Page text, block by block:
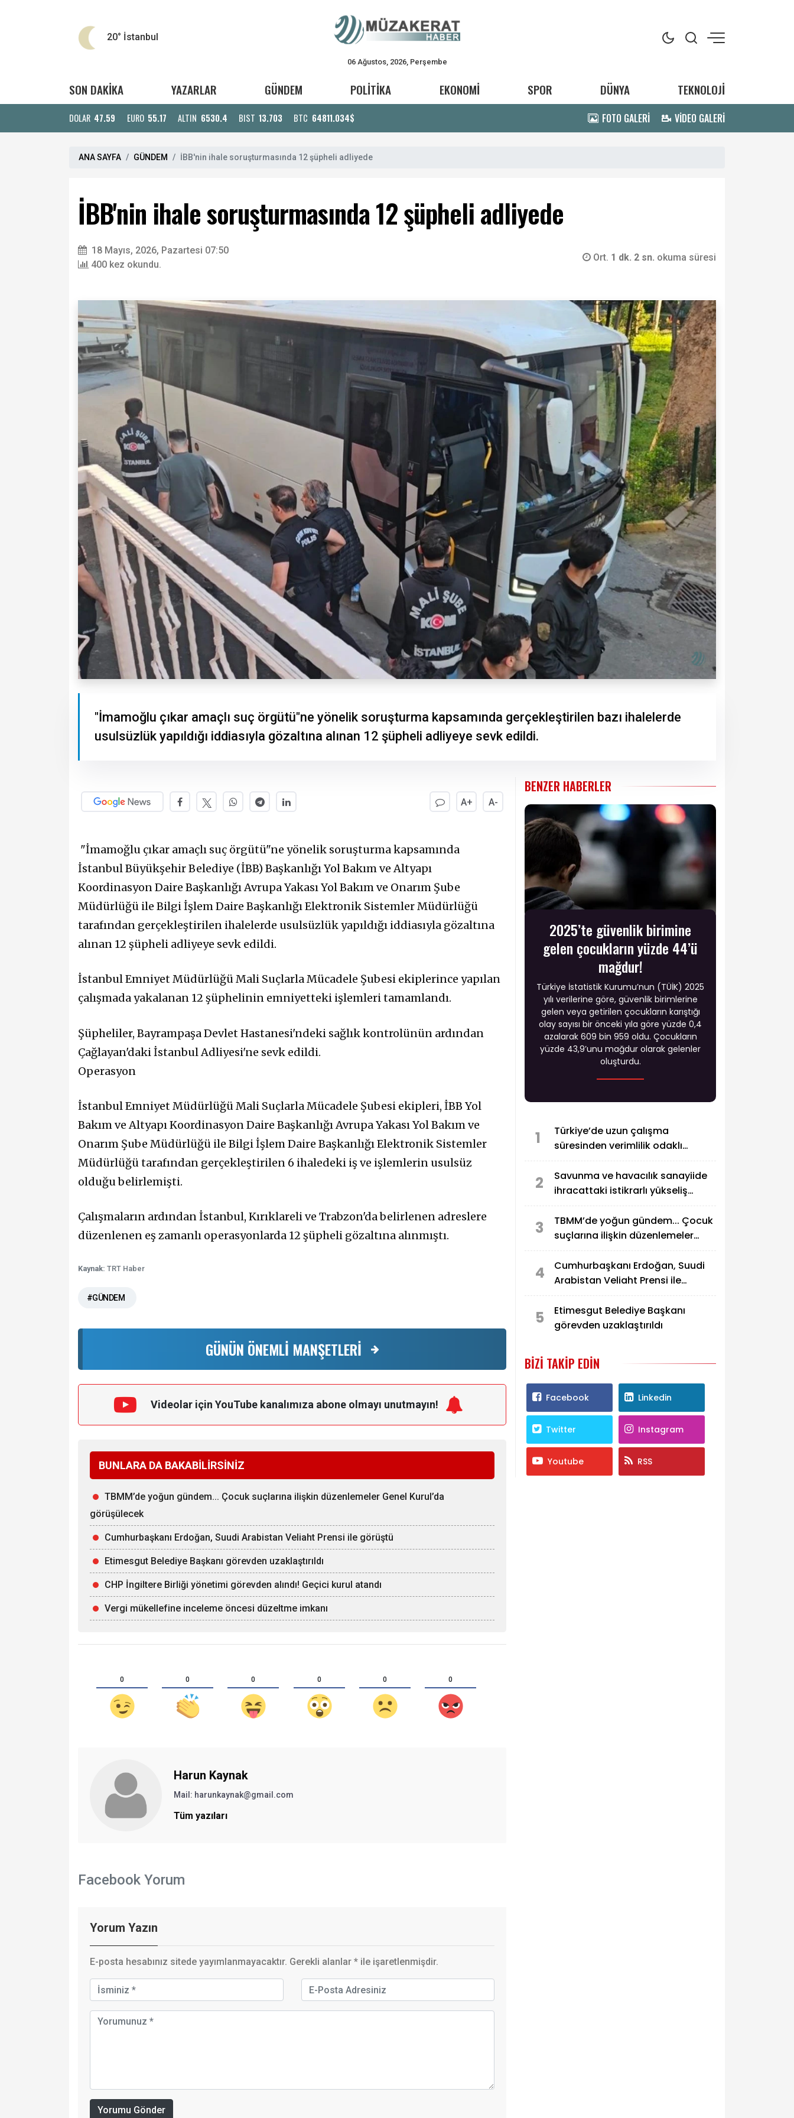
20° İstanbul
06 Ağustos, 2026, Perşembe
SON DAKİKA YAZARLAR GÜNDEM POLİTİKA EKONOMİ SPOR DÜNYA TEKNOLOJİ
DOLAR 47.59 EURO 55.17 ALTIN 6530.4 BIST 13.703 BTC 64811.034$ FOTO GALERİ VİDEO GALERİ
ANA SAYFA GÜNDEM İBB'nin ihale soruşturmasında 12 şüpheli adliyede
İBB'nin ihale soruşturmasında 12 şüpheli adliyede
18 Mayıs, 2026, Pazartesi 07:50
400 kez okundu.
Ort. 1 dk. 2 sn. okuma süresi
"İmamoğlu çıkar amaçlı suç örgütü"ne yönelik soruşturma kapsamında gerçekleştirilen bazı ihalelerde
usulsüzlük yapıldığı iddiasıyla gözaltına alınan 12 şüpheli adliyeye sevk edildi.
A+ A-
"İmamoğlu çıkar amaçlı suç örgütü"ne yönelik soruşturma kapsamında
İstanbul Büyükşehir Belediye (İBB) Başkanlığı Yol Bakım ve Altyapı
Koordinasyon Daire Başkanlığı Avrupa Yakası Yol Bakım ve Onarım Şube
Müdürlüğü ile Bilgi İşlem Daire Başkanlığı Elektronik Sistemler Müdürlüğü
tarafından gerçekleştirilen ihalelerde usulsüzlük yapıldığı iddiasıyla gözaltına
alınan 12 şüpheli adliyeye sevk edildi.
İstanbul Emniyet Müdürlüğü Mali Suçlarla Mücadele Şubesi ekiplerince yapılan
çalışmada yakalanan 12 şüphelinin emniyetteki işlemleri tamamlandı.
Şüpheliler, Bayrampaşa Devlet Hastanesi'ndeki sağlık kontrolünün ardından
Çağlayan'daki İstanbul Adliyesi'ne sevk edildi.
Operasyon
İstanbul Emniyet Müdürlüğü Mali Suçlarla Mücadele Şubesi ekipleri, İBB Yol
Bakım ve Altyapı Koordinasyon Daire Başkanlığı Avrupa Yakası Yol Bakım ve
Onarım Şube Müdürlüğü ile Bilgi İşlem Daire Başkanlığı Elektronik Sistemler
Müdürlüğü tarafından gerçekleştirilen 6 ihaledeki iş ve işlemlerin usulsüz
olduğu belirlemişti.
Çalışmaların ardından İstanbul, Kırıklareli ve Trabzon'da belirlenen adreslere
düzenlenen eş zamanlı operasyonlarda 12 şüpheli gözaltına alınmıştı.
Kaynak: TRT Haber
#GÜNDEM
GÜNÜN ÖNEMLİ MANŞETLERİ
Videolar için YouTube kanalımıza abone olmayı unutmayın!
BUNLARA DA BAKABİLİRSİNİZ
TBMM’de yoğun gündem... Çocuk suçlarına ilişkin düzenlemeler Genel Kurul’da
görüşülecek
Cumhurbaşkanı Erdoğan, Suudi Arabistan Veliaht Prensi ile görüştü
Etimesgut Belediye Başkanı görevden uzaklaştırıldı
CHP İngiltere Birliği yönetimi görevden alındı! Geçici kurul atandı
Vergi mükellefine inceleme öncesi düzeltme imkanı
0 0 0 0 0 0
Harun Kaynak
Mail: harunkaynak@gmail.com
Tüm yazıları
Facebook Yorum
Yorum Yazın
E-posta hesabınız sitede yayımlanmayacaktır. Gerekli alanlar * ile işaretlenmişdir.
Yorumu Gönder
BENZER HABERLER
2025’te güvenlik birimine
gelen çocukların yüzde 44’ü
mağdur!
Türkiye İstatistik Kurumu’nun (TÜİK) 2025
yılı verilerine göre, güvenlik birimlerine
gelen veya getirilen çocukların karıştığı
olay sayısı bir önceki yıla göre yüzde 0,4
azalarak 609 bin 959 oldu. Çocukların
yüzde 43,9’unu mağdur olarak gelenler
oluşturdu.
1
Türkiye’de uzun çalışma
süresinden verimlilik odaklı
2
Savunma ve havacılık sanayiide
ihracattaki istikrarlı yükseliş
3
TBMM’de yoğun gündem... Çocuk
suçlarına ilişkin düzenlemeler
4
Cumhurbaşkanı Erdoğan, Suudi
Arabistan Veliaht Prensi ile
5
Etimesgut Belediye Başkanı
görevden uzaklaştırıldı
BIZI TAKIP EDIN
Facebook Linkedin
Twitter Instagram
Youtube RSS